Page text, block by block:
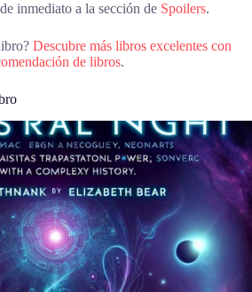
inmediato a la sección de Spoilers.
Descubre más libros excelentes con
de libros.